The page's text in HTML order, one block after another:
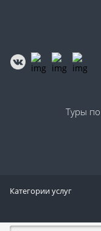
Туры
Категории услуг